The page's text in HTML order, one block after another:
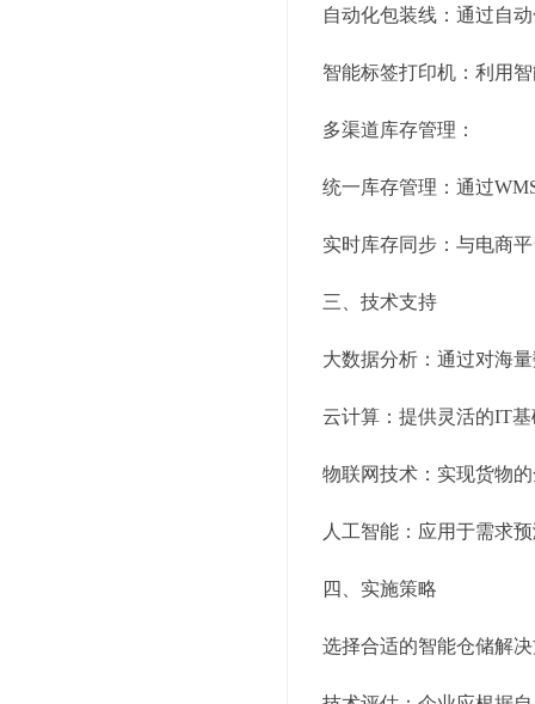
自动化包装线：通过自
智能标签打印机：利用
多渠道库存管理：
统一库存管理：通过
实时库存同步：与电商
三、技术支持
大数据分析：通过对海
云计算：提供灵活的IT
物联网技术：实现货物
人工智能：应用于需求
四、实施策略
选择合适的智能仓储解